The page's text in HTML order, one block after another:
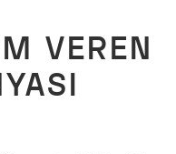
VEREN